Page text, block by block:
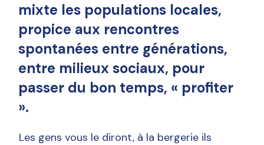
mixte les populations locales,
propice aux rencontres
spontanées entre générations,
entre milieux sociaux, pour
passer du bon temps, « profiter
».
Les gens vous le diront, à la bergerie ils